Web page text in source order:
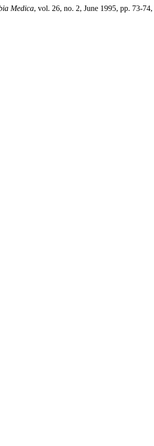
Medica, vol. 26, no. 2, June 1995, pp. 73-74,